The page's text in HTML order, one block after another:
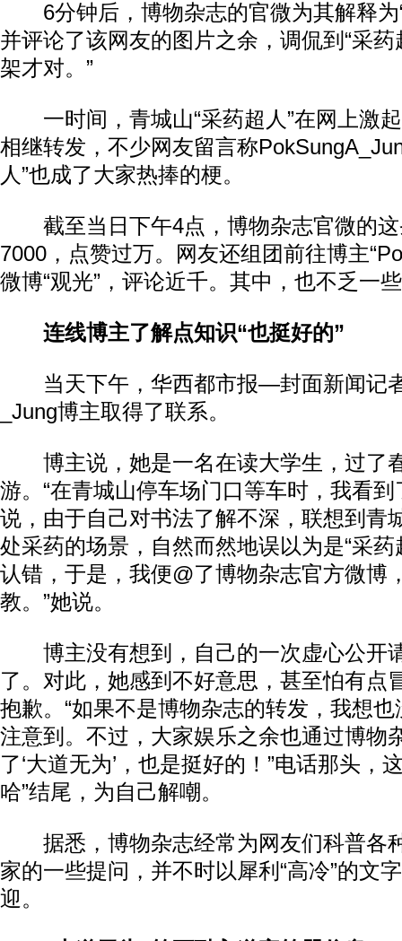
6分钟后，博物杂志的官微为其解释为
并评论了该网友的图片之余，调侃到“采
架才对。”
一时间，青城山“采药超人”在网上激
相继转发，不少网友留言称
人”也成了大家热捧的梗。
截至当日下午4点，博物杂志官微的这
7000，点赞过万。网友还组团前往博主
微博“观光”，评论近千。其中，也不乏一
连线博主了解点知识“也挺好的”
当天下午，华西都市报—封面新闻记
_Jung博主取得了联系。
博主说，她是一名在读大学生，过了
游。“在青城山停车场门口等车时，我看到
说，由于自己对书法了解不深，联想到青
处采药的场景，自然而然地误以为是“采药
认错，于是，我便@了博物杂志官方微博
教。”她说。
博主没有想到，自己的一次虚心公开
了。对此，她感到不好意思，甚至怕有点
抱歉。“如果不是博物杂志的转发，我想
注意到。不过，大家娱乐之余也通过博物
了‘大道无为’，也是挺好的！”电话那头，
哈”结尾，为自己解嘲。
据悉，博物杂志经常为网友们科普各
家的一些提问，并不时以犀利“高冷”的文
迎。